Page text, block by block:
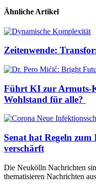
Ähnliche Artikel
Zeitenwende:
Führt KI zur Armuts-
Wohlstand für alle?
Senat hat Regeln zum
verschärft
Die Neukölln Nachrichten
thematisieren Nachrichten